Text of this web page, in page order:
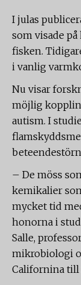
I julas
som visade
fisken.
i vanlig
Nu visar
möjlig
autism. I
– De möss
kemikalier
mycket tid
honorna i
Salle,
mikrobiologi
Californina till